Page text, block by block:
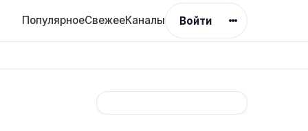
ПопулярноеСвежееКаналы Войти